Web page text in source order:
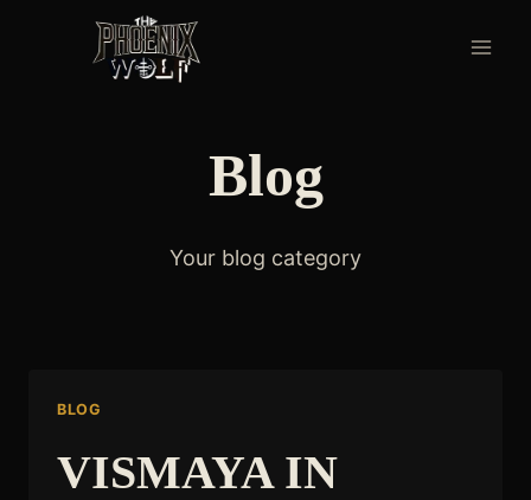
Blog
Your blog category
BLOG
VISMAYA IN